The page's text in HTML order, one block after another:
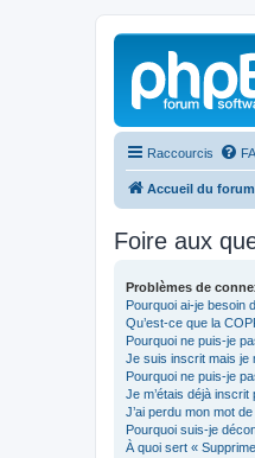
Raccourcis
Accueil du forum
Foire aux
Problèmes de
Pourquoi ai-je besoin
Qu’est-ce que la
Pourquoi ne puis-je
Je suis inscrit mais je
Pourquoi ne puis-je
Je m’étais déjà
J’ai perdu mon mot
Pourquoi suis-je
À quoi sert «